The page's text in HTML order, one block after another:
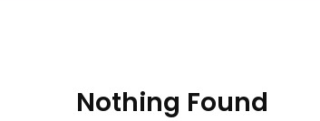
Nothing Found